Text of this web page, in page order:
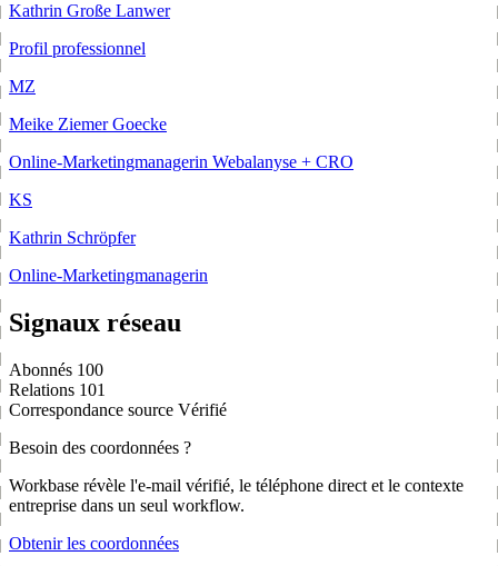
Kathrin Große Lanwer
Profil professionnel
MZ
Meike Ziemer Goecke
Online-Marketingmanagerin Webalanyse + CRO
KS
Kathrin Schröpfer
Online-Marketingmanagerin
Signaux réseau
Abonnés 100
Relations 101
Correspondance source Vérifié
Besoin des coordonnées ?
Workbase révèle l'e-mail vérifié, le téléphone direct et le contexte
entreprise dans un seul workflow.
Obtenir les coordonnées